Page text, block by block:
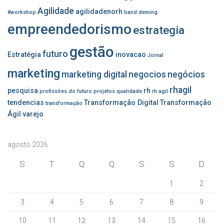
#workshop Agilidade agilidadenorh band deming
empreendedorismoestrategia
Estratégiafuturo gestão inovacao Jornal
marketing marketing digital negocios negócios
pesquisa profissões do futuro projetos qualidade rh rh agil rhagil
tendencias transformação Transformação Digital Transformação
Ágil varejo
agosto 2026
S T Q Q S S D
1 2
3 4 5 6 7 8 9
10 11 12 13 14 15 16